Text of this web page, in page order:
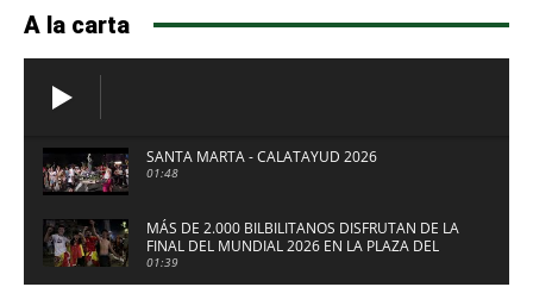
A la carta
SANTA MARTA - CALATAYUD 2026
01:48
MÁS DE 2.000 BILBILITANOS DISFRUTAN DE LA
FINAL DEL MUNDIAL 2026 EN LA PLAZA DEL
FUERTE DE CALATAYUD
01:39